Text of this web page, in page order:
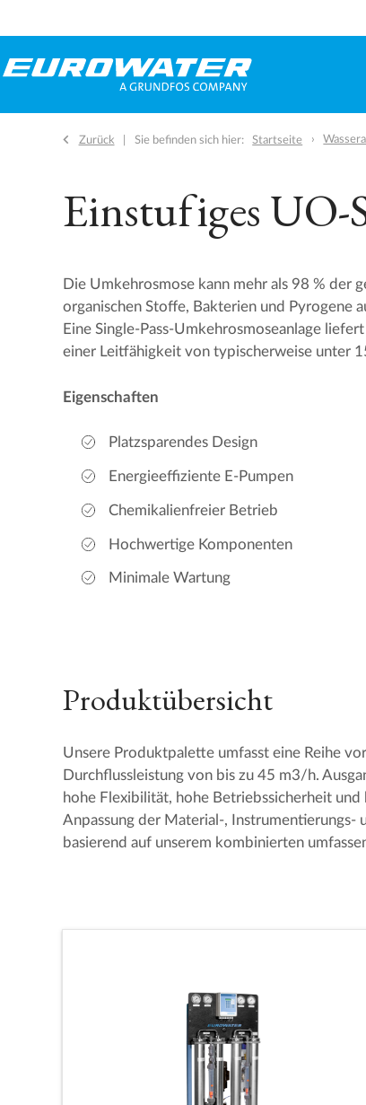
Zurück Sie befinden sich hier: Startseite
Einstufiges UO-
Die Umkehrosmose kann mehr als 98 % der
organischen Stoffe, Bakterien und Pyrogene
Eine Single-Pass-Umkehrosmoseanlage
einer Leitfähigkeit von typischerweise unter
Eigenschaften
Platzsparendes Design
Energieeffiziente E-Pumpen
Chemikalienfreier Betrieb
Hochwertige Komponenten
Minimale Wartung
Produktübersicht
Unsere Produktpalette umfasst eine Reihe
Durchflussleistung von bis zu 45 m3/h.
hohe Flexibilität, hohe Betriebssicherheit
Anpassung der Material-, Instrumentierungs-
basierend auf unserem kombinierten